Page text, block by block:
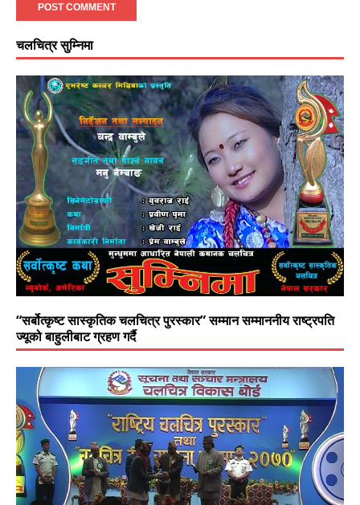
चलचित्र सुम्निमा
“सर्बोत्कृष्ट सास्कृतिक चलचित्र पुरस्कार” सम्मान सम्माननीय राष्ट्रपति
ज्यूको बाहुलीबाट ग्रहण गर्दै